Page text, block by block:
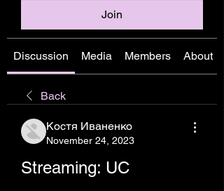
Join
Discussion Media Members About
Back
Костя Иваненко
November 24, 2023
Streaming: UC